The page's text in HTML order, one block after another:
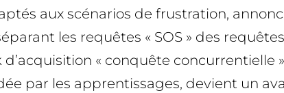
aux scénarios de frustration,
les requêtes « SOS » des
« conquête concurrentielle
par les apprentissages, devient un